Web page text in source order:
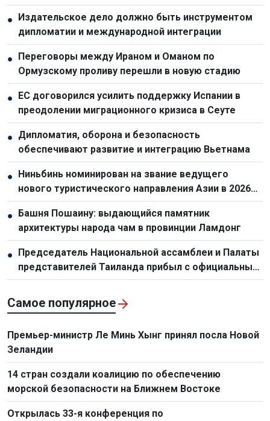
капитала
● Издательское дело должно быть инструментом
дипломатии и международной интеграции
● Переговоры между Ираном и Оманом по
Ормузскому проливу перешли в новую стадию
● ЕС договорился усилить поддержку Испании в
преодолении миграционного кризиса в Сеуте
● Дипломатия, оборона и безопасность
обеспечивают развитие и интеграцию Вьетнама
● Ниньбинь номинирован на звание ведущего
нового туристического направления Азии в 2026
году
● Башня Пошаину: выдающийся памятник
архитектуры народа чам в провинции Ламдонг
● Председатель Национальной ассамблеи и Палаты
представителей Таиланда прибыл с официальным
визитом в Ханой
Самое популярное
Премьер-министр Ле Минь Хынг принял посла Новой
Зеландии
14 стран создали коалицию по обеспечению
морской безопасности на Ближнем Востоке
Открылась 33-я конференция по